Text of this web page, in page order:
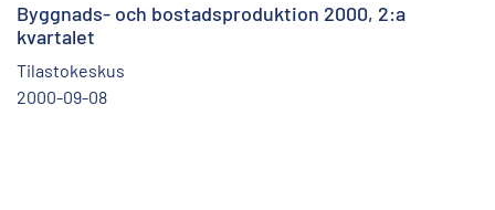
Byggnads- och bostadsproduktion 2000, 2:a
kvartalet
Tilastokeskus
2000-09-08